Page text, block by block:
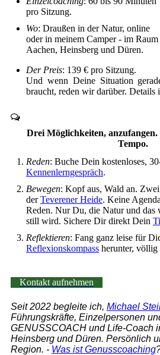
pro Sitzung.
Wo: Draußen in der Natur, online
oder in meinem Camper - im Raum
Aachen, Heinsberg und Düren.
Der Preis: 139 € pro Sitzung.
Und wenn Deine Situation
braucht, reden wir darüber. Details
Drei Möglichkeiten, anzufangen.
Tempo.
Reden: Buche Dein kostenloses,
Kennenlerngespräch.
Bewegen: Kopf aus, Wald an.
derTeverener Heide. Keine
Reden. Nur Du, die Natur und das
still wird. Sichere Dir direkt Dein
Reflektieren: Fang ganz leise für
Reflexionskompassherunter, völlig
Kontakt aufnehmen
Seit 2022 begleite ich, Michael
Führungskräfte, Einzelpersonen
GENUSSCOACH und Life-Coach
Heinsberg und Düren. Persönlich
Region. - Was ist Genusscoaching